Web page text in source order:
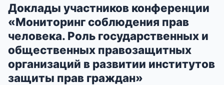
Доклады участников конференции
«Мониторинг соблюдения прав
человека. Роль государственных и
общественных правозащитных
организаций в развитии институтов
защиты прав граждан»